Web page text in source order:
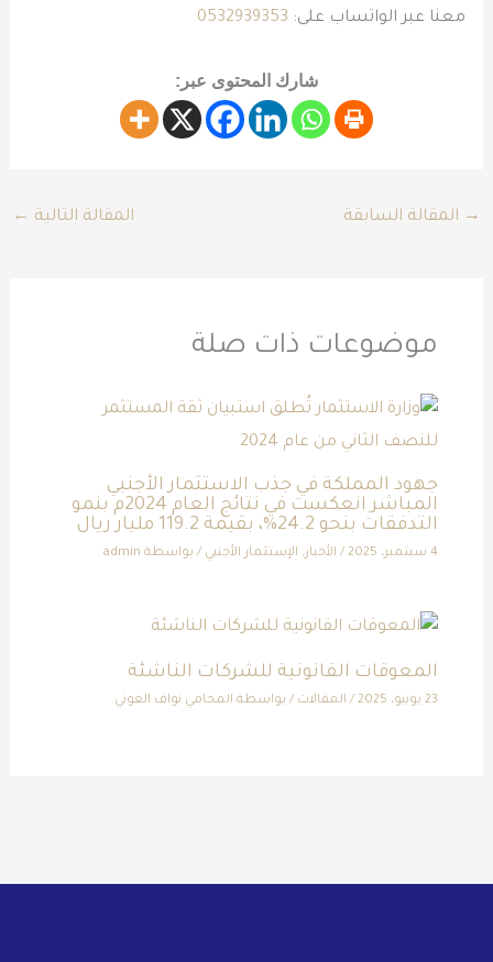
معنا عبر الواتساب على: 0532939353
شارك المحتوى عبر:
→ المقالة السابقة المقالة التالية ←
موضوعات ذات صلة
جهود المملكة في جذب الاستثمار الأجنبي
المباشر انعكست في نتائج العام 2024م بنمو
التدفقات بنحو 24.2%، بقيمة 119.2 مليار ريال
4 سبتمبر، 2025 / الأخبار, الإستثمار الأجنبي / بواسطة admin
المعوقات القانونية للشركات الناشئة
23 يونيو، 2025 / المقالات / بواسطة المحامي نواف العوني